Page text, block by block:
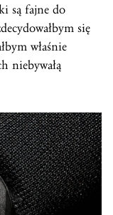
są fajne do
się
właśnie
niebywałą